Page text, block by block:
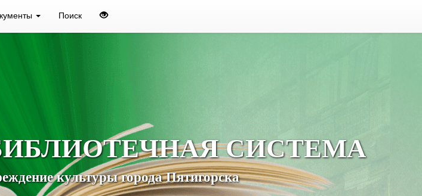
Поиск
СИСТЕМА
культуры города Пятигорска